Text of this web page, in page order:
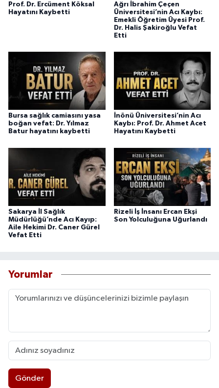
Prof. Dr. Ercüment Köksal
Hayatını Kaybetti
Ağrı İbrahim Çeçen
Üniversitesi’nin Acı Kaybı:
Emekli Öğretim Üyesi Prof.
Dr. Halis Şakiroğlu Vefat
Etti
Bursa sağlık camiasını yasa
boğan vefat: Dr. Yılmaz
Batur hayatını kaybetti
İnönü Üniversitesi’nin Acı
Kaybı: Prof. Dr. Ahmet Acet
Hayatını Kaybetti
Sakarya İl Sağlık
Müdürlüğü’nde Acı Kayıp:
Aile Hekimi Dr. Caner Gürel
Vefat Etti
Rizeli İş İnsanı Ercan Ekşi
Son Yolculuğuna Uğurlandı
Yorumlar
Gönder